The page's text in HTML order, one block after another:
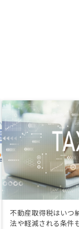
不動産取得税はいつ
法や軽減される条件